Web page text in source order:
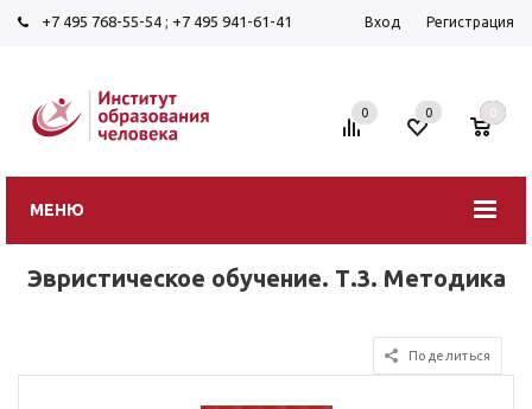
+7 495 768-55-54 ; +7 495 941-61-41 Вход Регистрация
МЕНЮ
0 0 0
Эвристическое обучение. Т.3. Методика
Поделиться